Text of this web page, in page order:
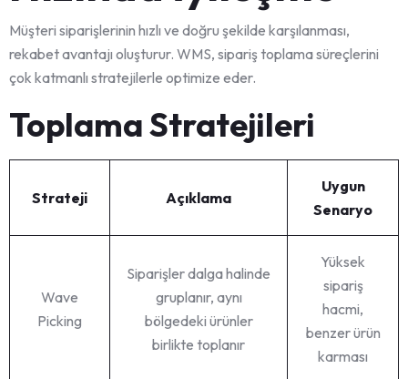
Müşteri siparişlerinin hızlı ve doğru şekilde karşılanması,
rekabet avantajı oluşturur. WMS, sipariş toplama süreçlerini
çok katmanlı stratejilerle optimize eder.
Toplama Stratejileri
Strateji Açıklama
Uygun
Senaryo
Wave
Picking
Siparişler dalga halinde
gruplanır, aynı
bölgedeki ürünler
birlikte toplanır
Yüksek
sipariş
hacmi,
benzer ürün
karması